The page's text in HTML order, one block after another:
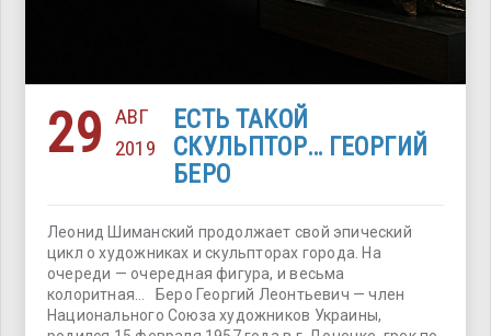
29 АВГ
2019
ЕСТЬ ТАКОЙ
СКУЛЬПТОР… ГЕОРГИЙ
БЕРО
Леонид Шиманский продолжает свой эпический
цикл о художниках и скульпторах города. На
очереди — очередная фигура, и весьма
колоритная… Беро Георгий Леонтьевич — член
Национального Союза художников Украины,